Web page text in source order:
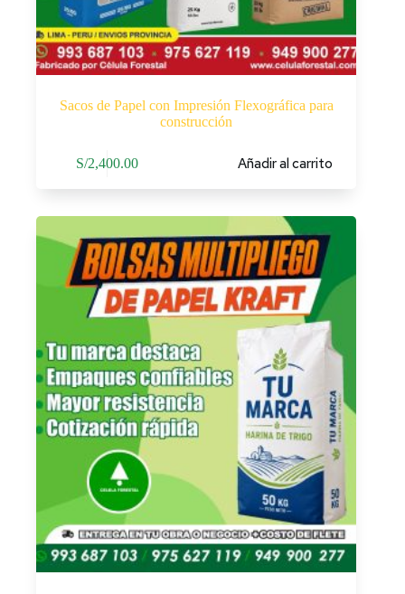
Sacos de Papel con Impresión Flexográfica para
construcción
S/2,400.00 Añadir al carrito